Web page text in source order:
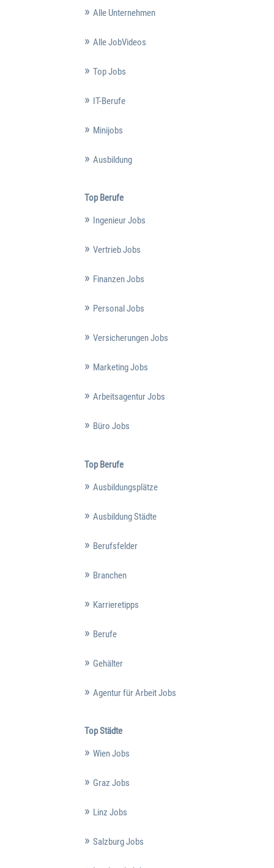
Alle Unternehmen
Alle JobVideos
Top Jobs
IT-Berufe
Minijobs
Ausbildung
Top Berufe
Ingenieur Jobs
Vertrieb Jobs
Finanzen Jobs
Personal Jobs
Versicherungen Jobs
Marketing Jobs
Arbeitsagentur Jobs
Büro Jobs
Top Berufe
Ausbildungsplätze
Ausbildung Städte
Berufsfelder
Branchen
Karrieretipps
Berufe
Gehälter
Agentur für Arbeit Jobs
Top Städte
Wien Jobs
Graz Jobs
Linz Jobs
Salzburg Jobs